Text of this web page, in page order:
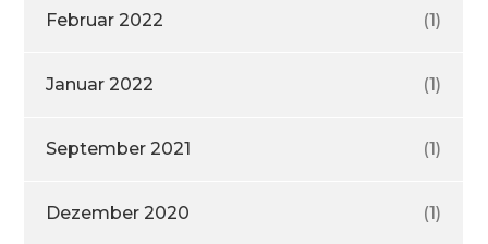
Februar 2022 (1)
Januar 2022 (1)
September 2021 (1)
Dezember 2020 (1)